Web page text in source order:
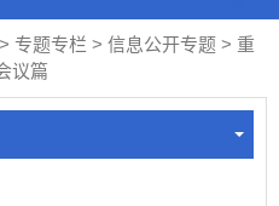
> 专题专栏 > 信息公开专题 > 重
议篇